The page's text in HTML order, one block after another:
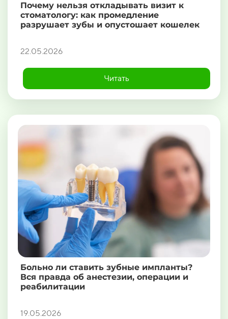
Почему нельзя откладывать визит к
стоматологу: как промедление
разрушает зубы и опустошает кошелек
22.05.2026
Читать
Больно ли ставить зубные импланты?
Вся правда об анестезии, операции и
реабилитации
19.05.2026